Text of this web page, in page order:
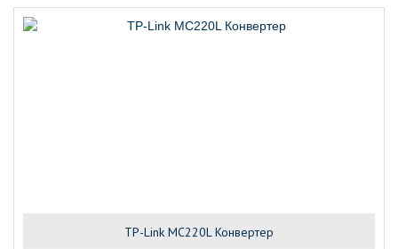
TP-Link MC220L Конвертер